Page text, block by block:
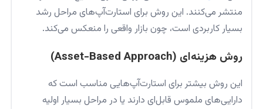
منتشر می‌کنند. این روش برای استارت‌آپ‌های مراحل رشد
بسیار کاربردی است، چون بازار واقعی را منعکس می‌کند.
روش هزینه‌ای (Asset-Based Approach)
این روش بیشتر برای استارت‌آپ‌هایی مناسب است که
دارایی‌های ملموس قابل‌ای دارند یا در مراحل بسیار اولیه